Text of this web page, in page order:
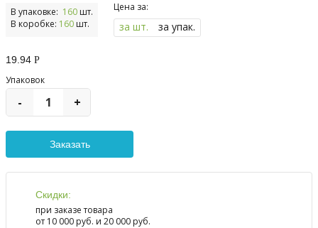
В упаковке: 160 шт.
В коробке: 160 шт.
Цена за:
за шт. за упак.
19.94 Р
Упаковок
- +
Скидки:
при заказе товара
от 10 000 руб. и 20 000 руб.